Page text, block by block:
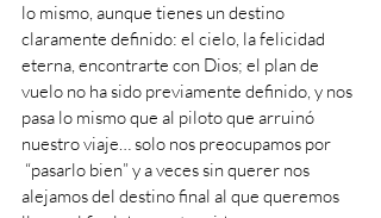
lo mismo, aunque tienes un destino
claramente definido: el cielo, la felicidad
eterna, encontrarte con Dios; el plan de
vuelo no ha sido previamente definido, y nos
pasa lo mismo que al piloto que arruinó
nuestro viaje… solo nos preocupamos por
“pasarlo bien” y a veces sin querer nos
alejamos del destino final al que queremos